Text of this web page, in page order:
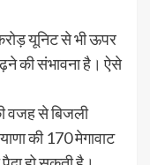
यूनिट से भी ऊपर
की संभावना है। ऐसे
वजह से बिजली
की 170 मेगावाट